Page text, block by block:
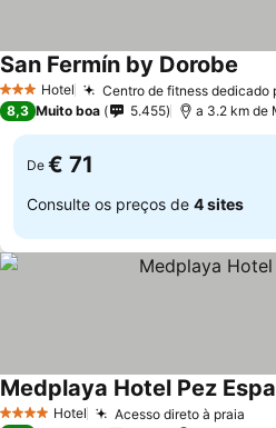
3 EstrelasHotel Centro de fitness dedicado
San Fermín by Dorobe
8,3 Muito boa 5.455 a 3.2 km de
De € 71
Consulte os preços de 4 sites
4 EstrelasHotel Acesso direto à praia
Medplaya Hotel Pez